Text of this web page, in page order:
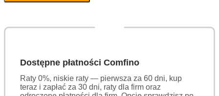
Dostępne płatności Comfino
Raty 0%, niskie raty — pierwsza za 60 dni, kup
teraz i zapłać za 30 dni, raty dla firm oraz